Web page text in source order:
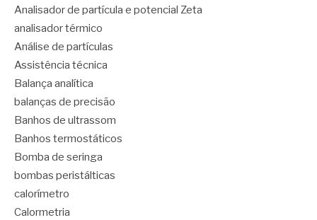
Analisador de partícula e potencial Zeta
analisador térmico
Análise de partículas
Assistência técnica
Balança analítica
balanças de precisão
Banhos de ultrassom
Banhos termostáticos
Bomba de seringa
bombas peristálticas
calorímetro
Calormetria